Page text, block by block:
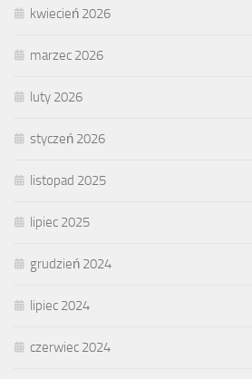
kwiecień 2026
marzec 2026
luty 2026
styczeń 2026
listopad 2025
lipiec 2025
grudzień 2024
lipiec 2024
czerwiec 2024